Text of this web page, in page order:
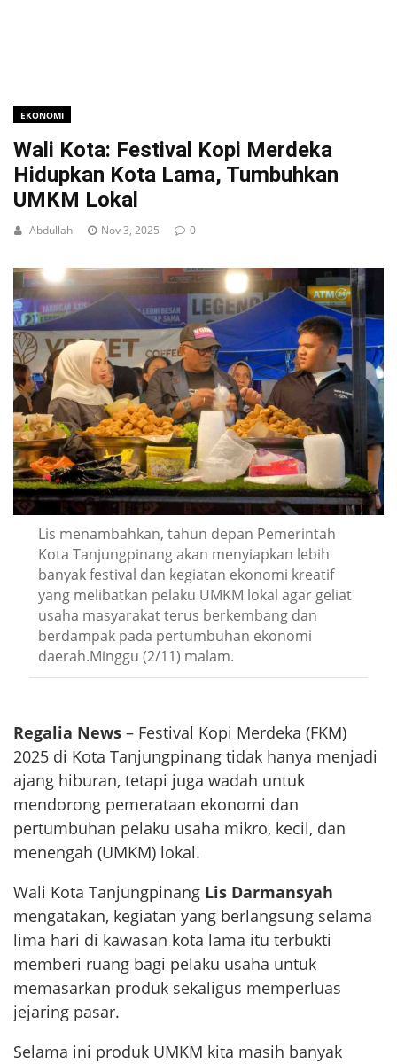
EKONOMI
Wali Kota: Festival Kopi Merdeka
Hidupkan Kota Lama, Tumbuhkan
UMKM Lokal
Abdullah Nov 3, 2025 0
Lis menambahkan, tahun depan Pemerintah
Kota Tanjungpinang akan menyiapkan lebih
banyak festival dan kegiatan ekonomi kreatif
yang melibatkan pelaku UMKM lokal agar geliat
usaha masyarakat terus berkembang dan
berdampak pada pertumbuhan ekonomi
daerah.Minggu (2/11) malam.
Regalia News – Festival Kopi Merdeka (FKM)
2025 di Kota Tanjungpinang tidak hanya menjadi
ajang hiburan, tetapi juga wadah untuk
mendorong pemerataan ekonomi dan
pertumbuhan pelaku usaha mikro, kecil, dan
menengah (UMKM) lokal.
Wali Kota Tanjungpinang Lis Darmansyah
mengatakan, kegiatan yang berlangsung selama
lima hari di kawasan kota lama itu terbukti
memberi ruang bagi pelaku usaha untuk
memasarkan produk sekaligus memperluas
jejaring pasar.
Selama ini produk UMKM kita masih banyak